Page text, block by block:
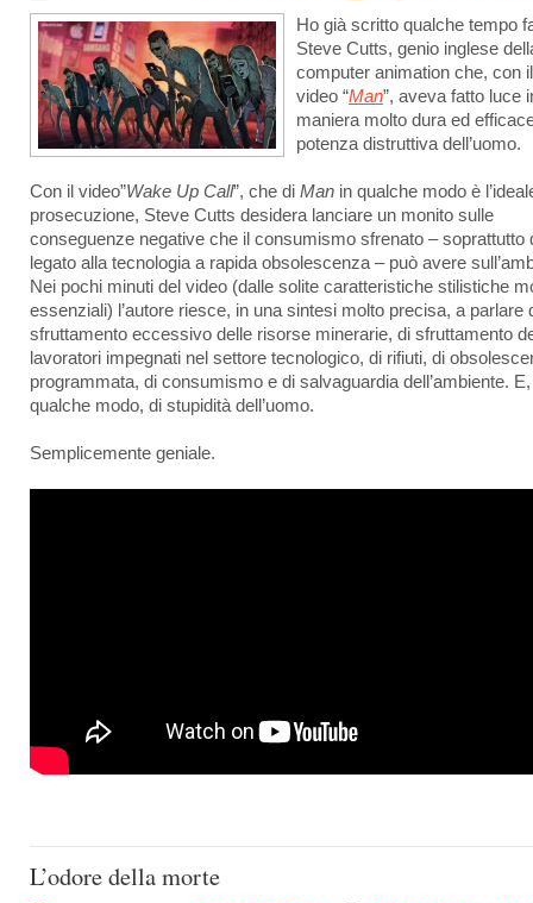
Ho già scritto qualche tempo
Steve Cutts, genio inglese
computer animation che, con il
video “Man”, aveva fatto luce
maniera molto dura ed
potenza distruttiva dell’uomo.
Con il video”Wake Up Call”, che di Man in qualche modo è
prosecuzione, Steve Cutts desidera lanciare un monito sulle
conseguenze negative che il consumismo sfrenato – soprattutto
legato alla tecnologia a rapida obsolescenza – può avere
Nei pochi minuti del video (dalle solite caratteristiche stilistiche
essenziali) l’autore riesce, in una sintesi molto precisa, a parlare
sfruttamento eccessivo delle risorse minerarie, di sfruttamento
lavoratori impegnati nel settore tecnologico, di rifiuti, di
programmata, di consumismo e di salvaguardia dell’ambiente.
qualche modo, di stupidità dell’uomo.
Semplicemente geniale.
L’odore della morte